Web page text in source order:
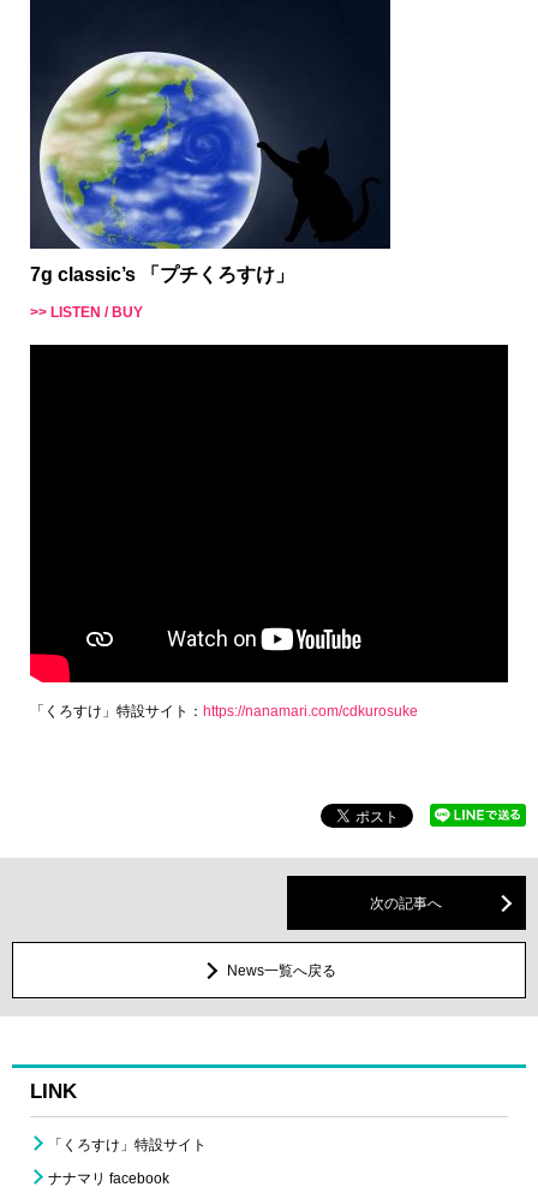
7g classic’s 「プチくろすけ」
>> LISTEN / BUY
「くろすけ」特設サイト： https://nanamari.com/cdkurosuke
次の記事へ
News一覧へ戻る
LINK
「くろすけ」特設サイト
ナナマリ facebook